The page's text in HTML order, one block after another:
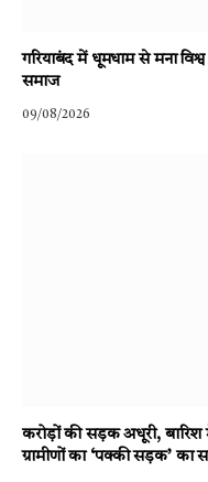
गरियाबंद में धूमधाम से मना
समाज
09/08/2026
करोड़ों की सड़क अधूरी,
ग्रामीणों का ‘पक्की सड़क’ का